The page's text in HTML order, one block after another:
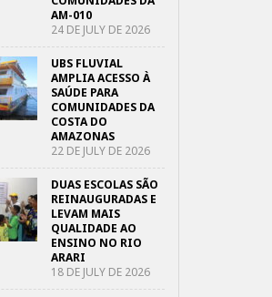
AM-010
24 DE JULY DE 2026
UBS FLUVIAL
AMPLIA ACESSO À
SAÚDE PARA
COMUNIDADES DA
COSTA DO
AMAZONAS
22 DE JULY DE 2026
DUAS ESCOLAS SÃO
REINAUGURADAS E
LEVAM MAIS
QUALIDADE AO
ENSINO NO RIO
ARARI
18 DE JULY DE 2026